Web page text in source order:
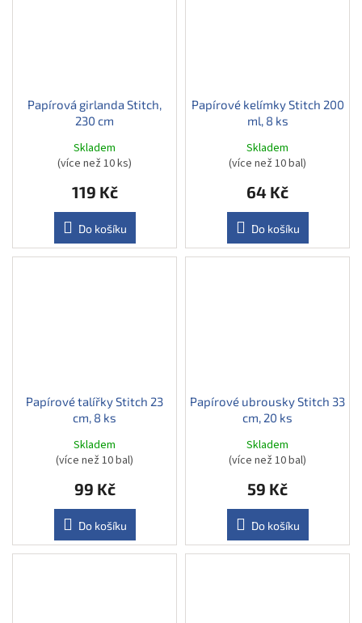
Papírová girlanda Stitch,
230 cm
Skladem
(více než 10 ks)
119 Kč
Do košíku
Papírové kelímky Stitch 200
ml, 8 ks
Skladem
(více než 10 bal)
64 Kč
Do košíku
Papírové talířky Stitch 23
cm, 8 ks
Skladem
(více než 10 bal)
99 Kč
Do košíku
Papírové ubrousky Stitch 33
cm, 20 ks
Skladem
(více než 10 bal)
59 Kč
Do košíku